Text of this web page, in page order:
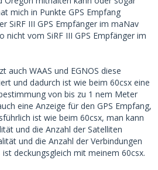
mich in Punkte GPS Empfang
SiRF III GPS Empfänger im maNav
nicht vom SiRF III GPS Empfänger im
auch WAAS und EGNOS diese
und dadurch ist wie beim 60csx eine
von bis zu 1 nem Meter
eine Anzeige für den GPS Empfang,
ist wie beim 60csx, man kann
und die Anzahl der Satelliten
und die Anzahl der Verbindungen
ist deckungsgleich mit meinem 60csx.